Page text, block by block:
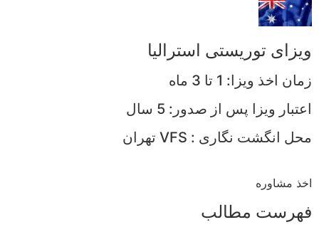
ویزای توریستی استرالیا
زمان اخذ ويزا: 1 تا 3 ماه
اعتبار ویزا پس از صدور: 5 سال
محل انگشت نگاری : VFS تهران
اخذ مشاوره
فهرست مطالب